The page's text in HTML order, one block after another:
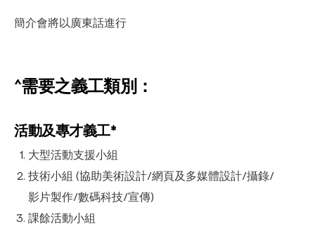
簡介會將以廣東話進行
^需要之義工類別：
活動及專才義工*
大型活動支援小組
技術小組 (協助美術設計/網頁及多媒體設計/攝錄/
影片製作/數碼科技/宣傳)
課餘活動小組